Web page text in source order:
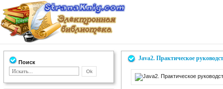
Поиск
Java2. Практическое